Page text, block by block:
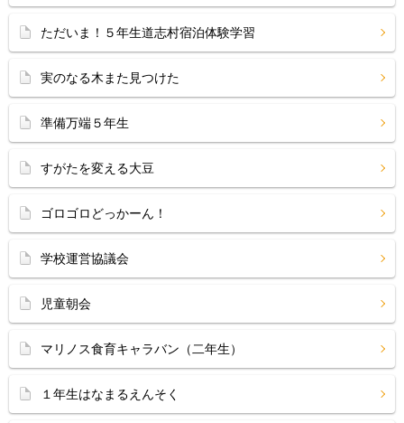
ただいま！５年生道志村宿泊体験学習
実のなる木また見つけた
準備万端５年生
すがたを変える大豆
ゴロゴロどっかーん！
学校運営協議会
児童朝会
マリノス食育キャラバン（二年生）
１年生はなまるえんそく